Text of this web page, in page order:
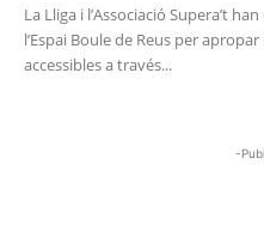
La Lliga i l’Associació Supera’t
l’Espai Boule de Reus per
accessibles a través...
-